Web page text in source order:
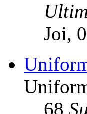
Joi,
68